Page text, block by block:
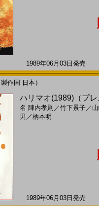
1989年06月03日発売
作国 日本）
ハリマオ(1989)（プ
名 陣内孝則 ／竹下景子／
男 ／柄本明
1989年06月03日発売